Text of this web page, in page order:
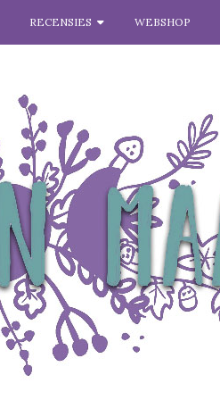
RECENSIES WEBSHOP